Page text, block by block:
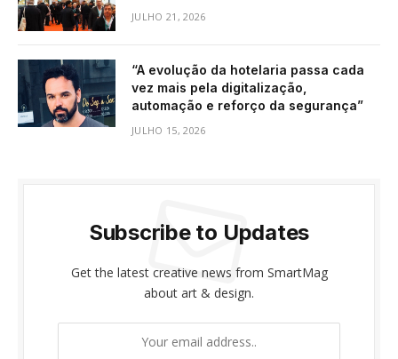
JULHO 21, 2026
“A evolução da hotelaria passa cada
vez mais pela digitalização,
automação e reforço da segurança”
JULHO 15, 2026
Subscribe to Updates
Get the latest creative news from SmartMag
about art & design.